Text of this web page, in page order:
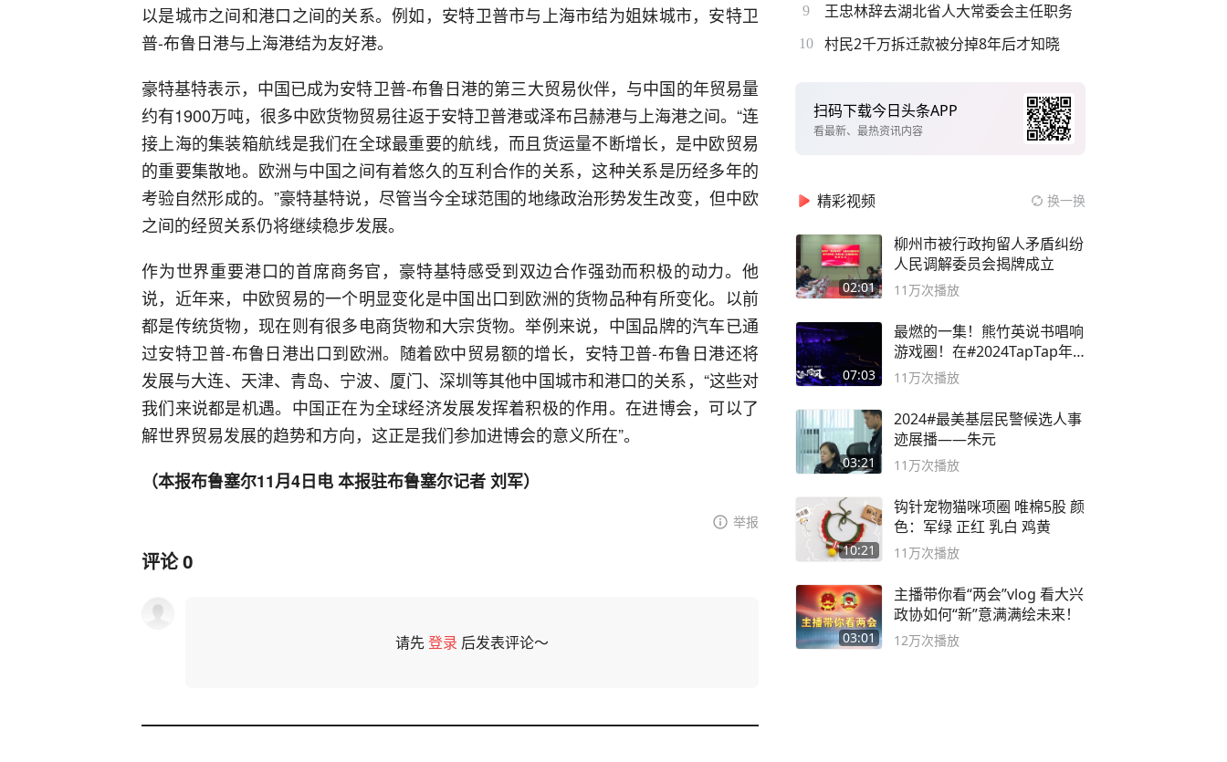
以是城市之间和港口之间的关系。例如，安特卫普市与上海市结为姐妹城市，安特卫
普-布鲁日港与上海港结为友好港。
豪特基特表示，中国已成为安特卫普-布鲁日港的第三大贸易伙伴，与中国的年贸易量
约有1900万吨，很多中欧货物贸易往返于安特卫普港或泽布吕赫港与上海港之间。“连
接上海的集装箱航线是我们在全球最重要的航线，而且货运量不断增长，是中欧贸易
的重要集散地。欧洲与中国之间有着悠久的互利合作的关系，这种关系是历经多年的
考验自然形成的。”豪特基特说，尽管当今全球范围的地缘政治形势发生改变，但中欧
之间的经贸关系仍将继续稳步发展。
作为世界重要港口的首席商务官，豪特基特感受到双边合作强劲而积极的动力。他
说，近年来，中欧贸易的一个明显变化是中国出口到欧洲的货物品种有所变化。以前
都是传统货物，现在则有很多电商货物和大宗货物。举例来说，中国品牌的汽车已通
过安特卫普-布鲁日港出口到欧洲。随着欧中贸易额的增长，安特卫普-布鲁日港还将
发展与大连、天津、青岛、宁波、厦门、深圳等其他中国城市和港口的关系，“这些对
我们来说都是机遇。中国正在为全球经济发展发挥着积极的作用。在进博会，可以了
解世界贸易发展的趋势和方向，这正是我们参加进博会的意义所在”。
（本报布鲁塞尔11月4日电 本报驻布鲁塞尔记者 刘军）
举报
评论0
请先登录 后发表评论～
9 王忠林辞去湖北省人大常委会主任职务
10 村民2千万拆迁款被分掉8年后才知晓
扫码下载今日头条APP
看最新、最热资讯内容
精彩视频 换一换
02:01
柳州市被行政拘留人矛盾纠纷
人民调解委员会揭牌成立
11万次播放
07:03
最燃的一集！熊竹英说书唱响
游戏圈！在#2024TapTap年
度游戏大赏
11万次播放
03:21
2024#最美基层民警候选人事
迹展播——朱元
11万次播放
10:21
钩针宠物猫咪项圈 唯棉5股 颜
色：军绿 正红 乳白 鸡黄
11万次播放
03:01
主播带你看“两会”vlog 看大兴
政协如何“新”意满满绘未来！
12万次播放